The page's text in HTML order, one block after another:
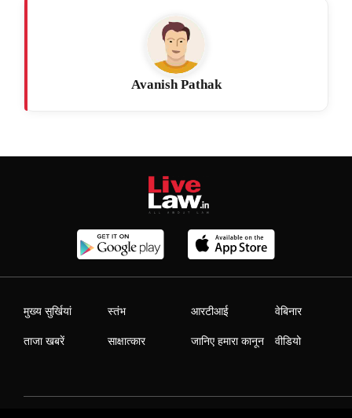
Avanish Pathak
मुख्य सुर्खियां
ताजा खबरें
स्तंभ
साक्षात्कार
आरटीआई
जानिए हमारा कानून
वेबिनार
वीडियो